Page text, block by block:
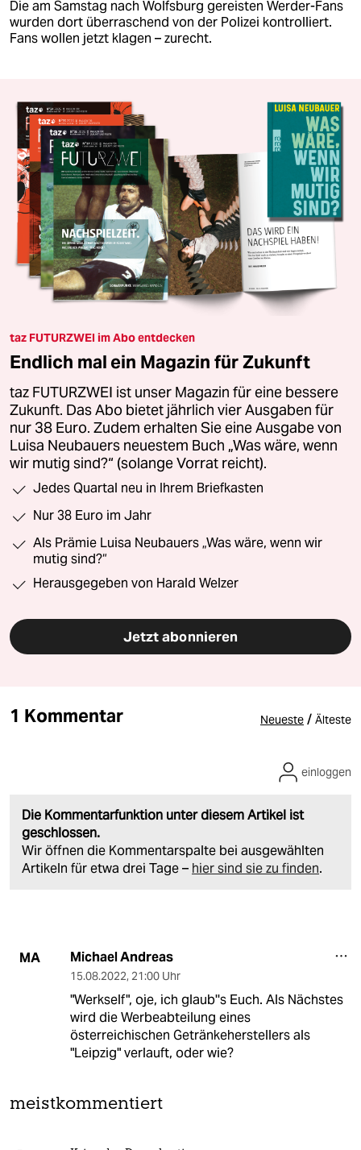
Die am Samstag nach Wolfsburg gereisten Werder-Fans
wurden dort überraschend von der Polizei kontrolliert.
Fans wollen jetzt klagen – zurecht.
taz FUTURZWEI im Abo entdecken
Endlich mal ein Magazin für Zukunft
taz FUTURZWEI ist unser Magazin für eine bessere
Zukunft. Das Abo bietet jährlich vier Ausgaben für
nur 38 Euro. Zudem erhalten Sie eine Ausgabe von
Luisa Neubauers neuestem Buch „Was wäre, wenn
wir mutig sind?“ (solange Vorrat reicht).
Jedes Quartal neu in Ihrem Briefkasten
Nur 38 Euro im Jahr
Als Prämie Luisa Neubauers „Was wäre, wenn wir
mutig sind?“
Herausgegeben von Harald Welzer
Jetzt abonnieren
1 Kommentar Neueste / Älteste
Die Kommentarfunktion unter diesem Artikel ist
geschlossen.
Wir öffnen die Kommentarspalte bei ausgewählten
Artikeln für etwa drei Tage – hier sind sie zu finden.
einloggen
MA Michael Andreas
15.08.2022, 21:00 Uhr
"Werkself", oje, ich glaub''s Euch. Als Nächstes
wird die Werbeabteilung eines
österreichischen Getränkeherstellers als
"Leipzig" verlauft, oder wie?
meistkommentiert